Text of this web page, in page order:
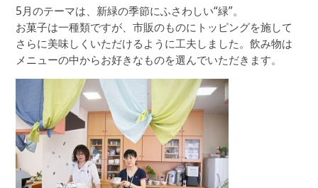
5月のテーマは、新緑の季節にふさわしい“緑”。
お菓子は一種類ですが、市販のものにトッピングを施して
さらに美味しくいただけるように工夫しました。飲み物は
メニューの中からお好きなものを選んでいただきます。